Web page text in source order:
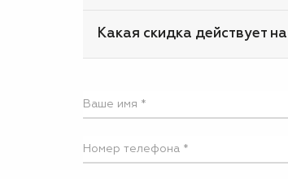
Какая скидка действует